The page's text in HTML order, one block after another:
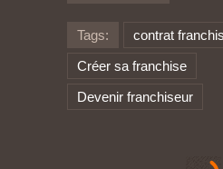
Tags:
contrat
Créer sa franchise
Devenir franchiseur